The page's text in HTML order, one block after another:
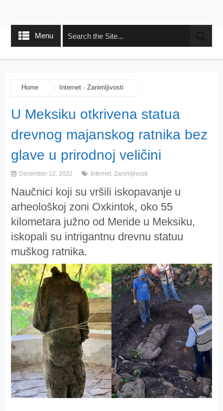
Menu
Home Internet· Zanimljivosti
U Meksiku otkrivena statua
drevnog majanskog ratnika bez
glave u prirodnoj veličini
December 12, 2022 Internet, Zanimljivosti
Naučnici koji su vršili iskopavanje u
arheološkoj zoni Oxkintok, oko 55
kilometara južno od Meride u Meksiku,
iskopali su intrigantnu drevnu statuu
muškog ratnika.